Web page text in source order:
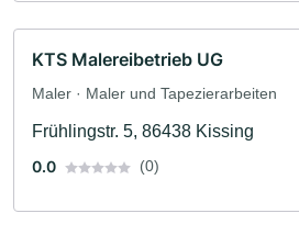
KTS Malereibetrieb UG
Maler · Maler und Tapezierarbeiten
Frühlingstr. 5, 86438 Kissing
0.0
(0)